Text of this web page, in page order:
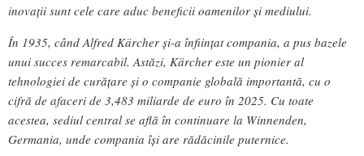
inovații sunt cele care aduc beneficii oamenilor și mediului.
În 1935, când Alfred Kärcher și-a înființat compania, a pus bazele
unui succes remarcabil. Astăzi, Kärcher este un pionier al
tehnologiei de curățare și o companie globală importantă, cu o
cifră de afaceri de 3,483 miliarde de euro în 2025. Cu toate
acestea, sediul central se află în continuare la Winnenden,
Germania, unde compania își are rădăcinile puternice.